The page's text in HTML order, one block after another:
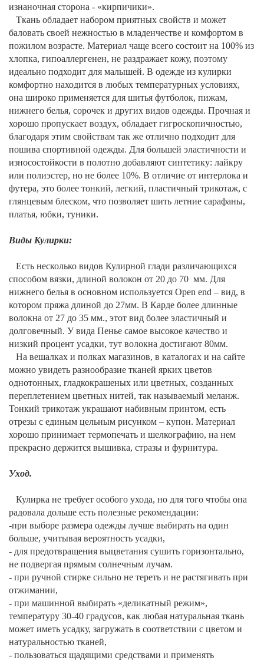
изнаночная сторона - «кирпичики».
Ткань обладает набором приятных свойств и может
баловать своей нежностью в младенчестве и комфортом в
пожилом возрасте. Материал чаще всего состоит на 100% из
хлопка, гипоаллергенен, не раздражает кожу, поэтому
идеально подходит для малышей. В одежде из кулирки
комфортно находится в любых температурных условиях,
она широко применяется для шитья футболок, пижам,
нижнего белья, сорочек и других видов одежды. Прочная и
хорошо пропускает воздух, обладает гигроскопичностью,
благодаря этим свойствам так же отлично подходит для
пошива спортивной одежды. Для большей эластичности и
износостойкости в полотно добавляют синтетику: лайкру
или полиэстер, но не более 10%. В отличие от интерлока и
футера, это более тонкий, легкий, пластичный трикотаж, с
глянцевым блеском, что позволяет шить летние сарафаны,
платья, юбки, туники.
Виды Кулирки:
Есть несколько видов Кулирной глади различающихся
способом вязки, длиной волокон от 20 до 70 мм. Для
нижнего белья в основном используется Open end – вид, в
котором пряжа длиной до 27мм. В Карде более длинные
волокна от 27 до 35 мм., этот вид более эластичный и
долговечный. У вида Пенье самое высокое качество и
низкий процент усадки, тут волокна достигают 80мм.
На вешалках и полках магазинов, в каталогах и на сайте
можно увидеть разнообразие тканей ярких цветов
однотонных, гладкокрашеных или цветных, созданных
переплетением цветных нитей, так называемый меланж.
Тонкий трикотаж украшают набивным принтом, есть
отрезы с единым цельным рисунком – купон. Материал
хорошо принимает термопечать и шелкографию, на нем
прекрасно держится вышивка, стразы и фурнитура.
Уход.
Кулирка не требует особого ухода, но для того чтобы она
радовала дольше есть полезные рекомендации:
-при выборе размера одежды лучше выбирать на один
больше, учитывая вероятность усадки,
- для предотвращения выцветания сушить горизонтально,
не подвергая прямым солнечным лучам.
- при ручной стирке сильно не тереть и не растягивать при
отжимании,
- при машинной выбирать «деликатный режим»,
температуру 30-40 градусов, как любая натуральная ткань
может иметь усадку, загружать в соответствии с цветом и
натуральностью тканей,
- пользоваться щадящими средствами и применять